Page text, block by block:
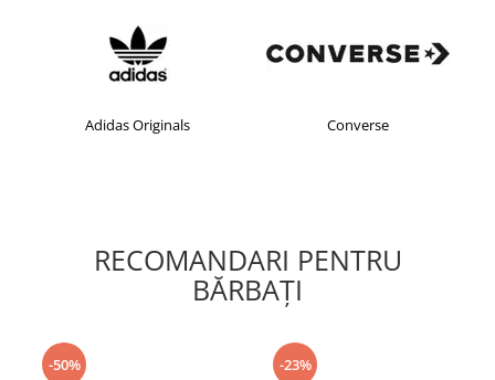
Originals
RECOMANDARI PENTRU
BĂRBAŢI
-50% -23%